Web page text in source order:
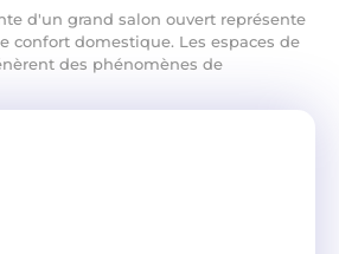
d'un grand salon ouvert représente
confort domestique. Les espaces de
des phénomènes de